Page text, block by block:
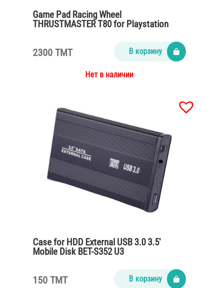
Game Pad Racing Wheel
THRUSTMASTER T80 for Playstation
2300 TMT В корзину
Нет в наличии
Case for HDD External USB 3.0 3.5′
Mobile Disk BET-S352 U3
150 TMT В корзину